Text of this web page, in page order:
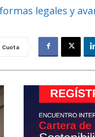
legales y
Cuota